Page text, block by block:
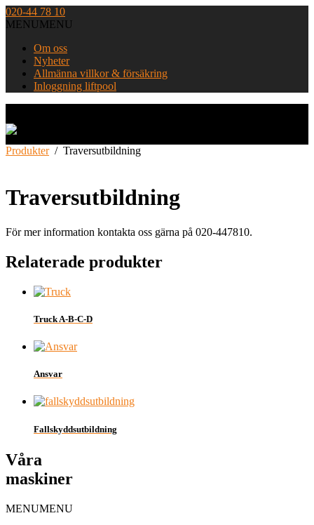
Skip
to
020-44 78 10
MENUMENU
Om oss
Nyheter
Allmänna villkor & försäkring
Inloggning liftpool
Produkter/ Traversutbildning
Traversutbildning
För mer information kontakta oss gärna på 020-447810.
Relaterade produkter
Truck A-B-C-D
Ansvar
Fallskyddsutbildning
Våra
maskiner
MENUMENU